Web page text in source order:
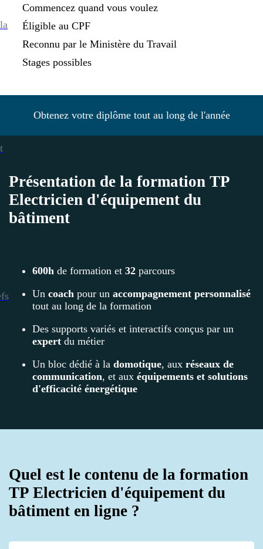
Commencez quand vous voulez
Éligible au CPF
Reconnu par le Ministère du Travail
Stages possibles
Obtenez votre diplôme tout au long de l'année
Présentation de la formation TP
Electricien d'équipement du
bâtiment
600h de formation et 32 parcours
Un coach pour un accompagnement personnalisé
tout au long de la formation
Des supports variés et interactifs conçus par un
expert du métier
Un bloc dédié à la domotique, aux réseaux de
communication, et aux équipements et solutions
d'efficacité énergétique
Quel est le contenu de la formation
TP Electricien d'équipement du
bâtiment en ligne ?